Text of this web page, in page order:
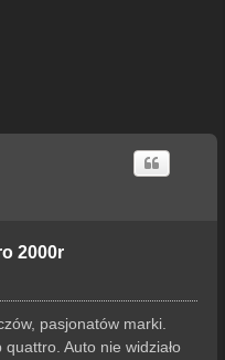
2000r
pasjonatów marki.
Auto nie widziało